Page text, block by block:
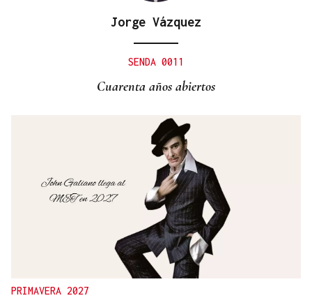
Jorge Vázquez
SENDA 0011
Cuarenta años abiertos
PRIMAVERA 2027